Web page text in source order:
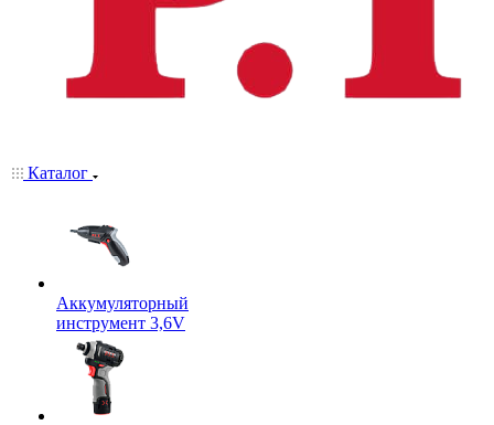
Каталог
Аккумуляторный
инструмент 3,6V